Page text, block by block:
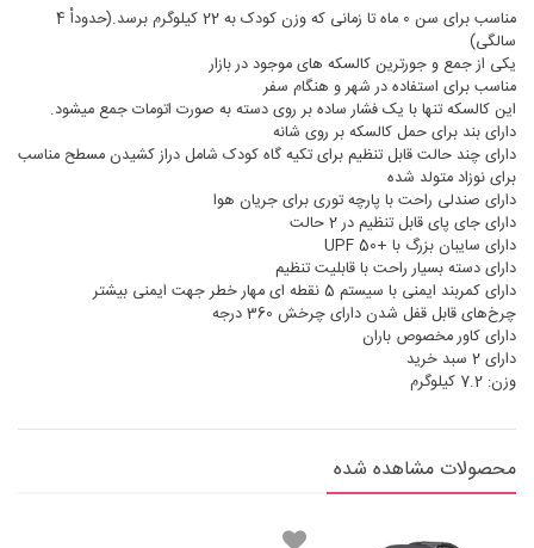
مناسب برای سن 0 ماه تا زمانی که وزن کودک به 22 کیلوگرم برسد.(حدوداْ 4
سالگی)
یکی از جمع و جورترین کالسکه های موجود در بازار
مناسب برای استفاده در شهر و هنگام سفر
این کالسکه تنها با یک فشار ساده بر روی دسته به صورت اتومات جمع میشود.
دارای بند برای حمل کالسکه بر روی شانه
دارای چند حالت قابل تنظیم برای تکیه گاه کودک شامل دراز کشیدن مسطح مناسب
برای نوزاد متولد شده
دارای صندلی راحت با پارچه توری برای جریان هوا
دارای جای پای قابل تنظیم در 2 حالت
دارای سایبان بزرگ با +UPF 50
دارای دسته بسیار راحت با قابلیت تنظیم
دارای کمربند ایمنی با سیستم 5 نقطه ای مهار خطر جهت ایمنی بیشتر
چرخ‌های قابل قفل شدن دارای چرخش 360 درجه
دارای کاور مخصوص باران
دارای 2 سبد خرید
وزن: 7.2 کیلوگرم
محصولات مشاهده شده